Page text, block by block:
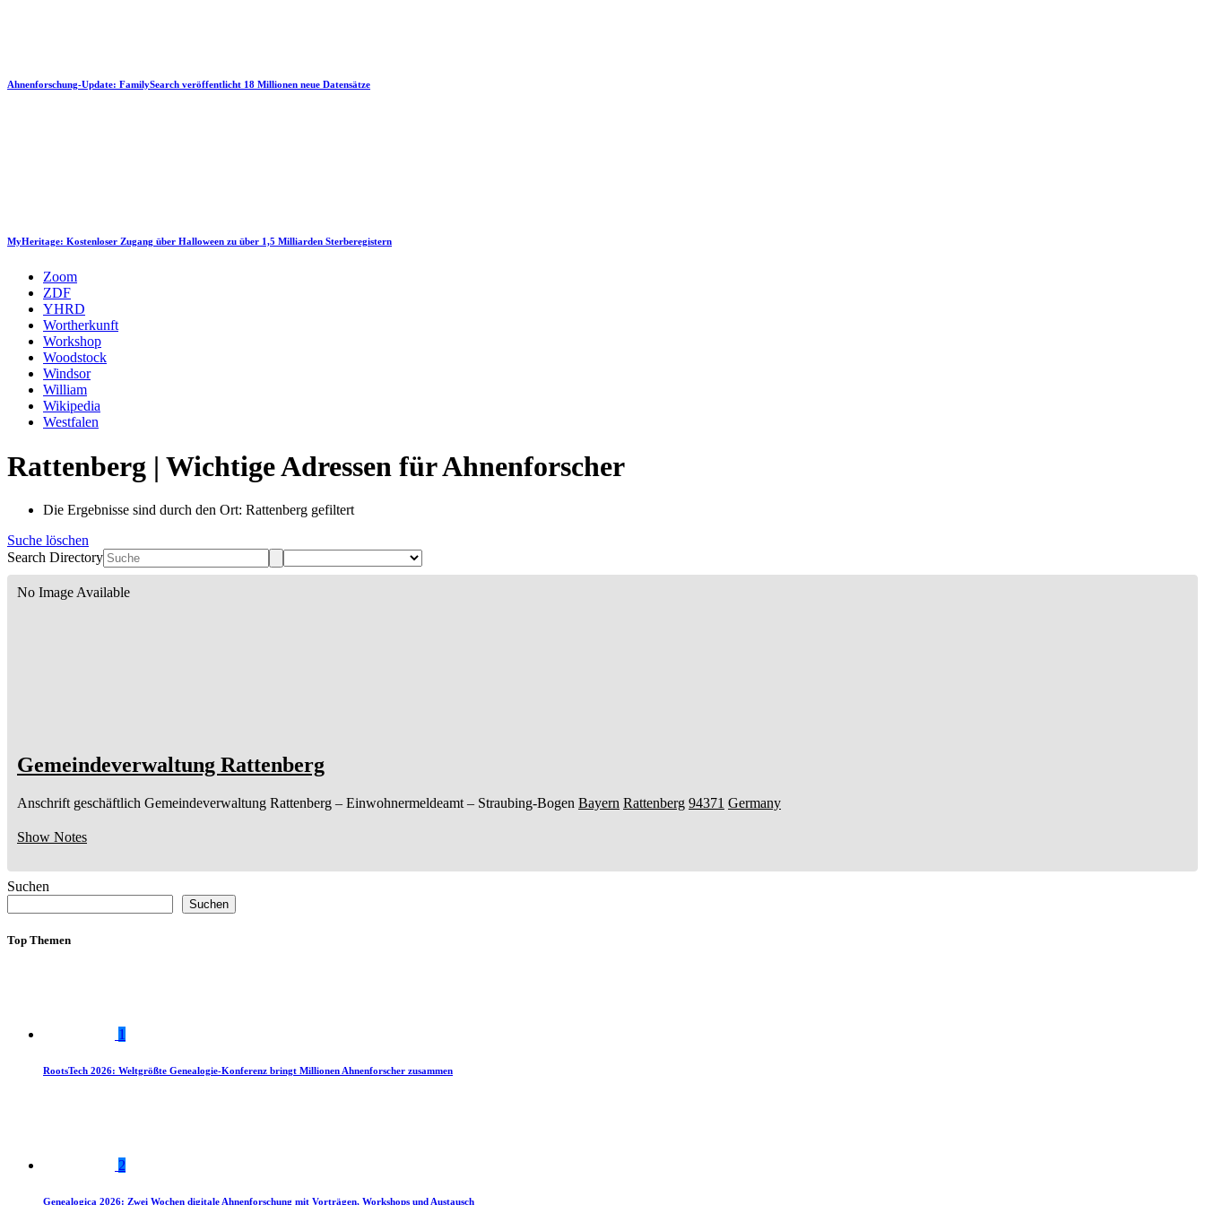
Ahnenforschung-Update: FamilySearch veröffentlicht 18 Millionen neue Datensätze
MyHeritage: Kostenloser Zugang über Halloween zu über 1,5 Milliarden Sterberegistern
Zoom
ZDF
YHRD
Wortherkunft
Workshop
Woodstock
Windsor
William
Wikipedia
Westfalen
Rattenberg | Wichtige Adressen für Ahnenforscher
Die Ergebnisse sind durch den Ort: Rattenberg gefiltert
Suche löschen
Search Directory
No Image Available
Gemeindeverwaltung Rattenberg
Anschrift geschäftlich Gemeindeverwaltung Rattenberg – Einwohnermeldeamt – Straubing-Bogen Bayern Rattenberg 94371 Germany
Show Notes
Suchen
Suchen
Top Themen
1
RootsTech 2026: Weltgrößte Genealogie-Konferenz bringt Millionen Ahnenforscher zusammen
2
Genealogica 2026: Zwei Wochen digitale Ahnenforschung mit Vorträgen, Workshops und Austausch